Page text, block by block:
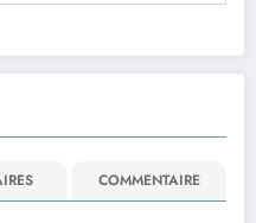
COMMENTAIRE